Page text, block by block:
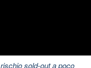
sold-out a poco